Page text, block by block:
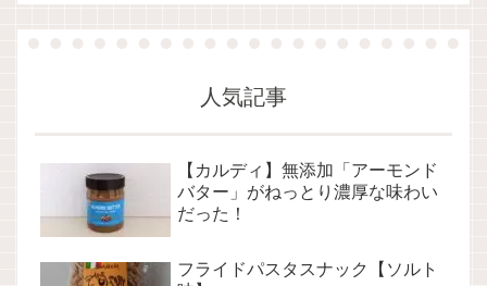
人気記事
【カルディ】無添加「アーモンド
バター」がねっとり濃厚な味わい
だった！
フライドパスタスナック【ソルト